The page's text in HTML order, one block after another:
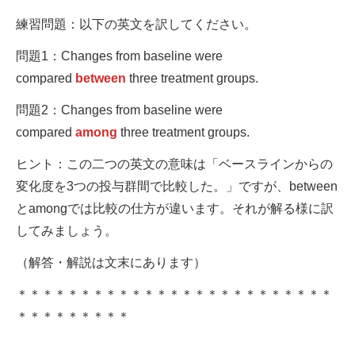
練習問題：以下の英文を訳してください。
問題1：Changes from baseline were
compared between three treatment groups.
問題2：Changes from baseline were
compared among three treatment groups.
ヒント：この二つの英文の意味は「ベースラインからの
変化度を3つの投与群間で比較した。」ですが、between
とamongでは比較の仕方が違います。それが解る様に訳
してみましょう。
（解答・解説は文末にあります）
＊＊＊＊＊＊＊＊＊＊＊＊＊＊＊＊＊＊＊＊＊＊＊＊＊
＊＊＊＊＊＊＊＊＊